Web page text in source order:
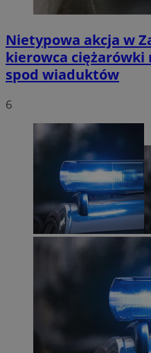
Nietypowa akcja w
kierowca ciężarówki
spod wiaduktów
6